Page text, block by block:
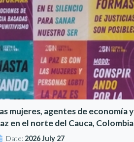
mujeres, agentes de economía y
en el norte del Cauca, Colombia
Date: 2026 July 27